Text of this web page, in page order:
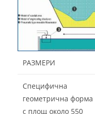
РАЗМЕРИ
Специфична
геометрична форма
с площ около 550